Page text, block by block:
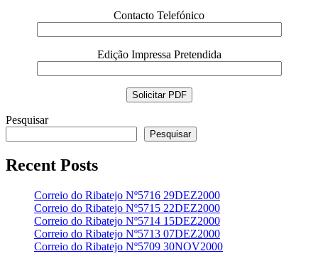
Contacto Telefónico
Edição Impressa Pretendida
Pesquisar
Pesquisar
Recent Posts
Correio do Ribatejo Nº5716 29DEZ2000
Correio do Ribatejo Nº5715 22DEZ2000
Correio do Ribatejo Nº5714 15DEZ2000
Correio do Ribatejo Nº5713 07DEZ2000
Correio do Ribatejo Nº5709 30NOV2000